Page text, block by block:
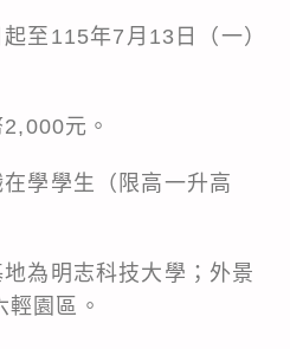
至115年7月13日（一）
元。
學學生（限高一升高
為明志科技大學；外景
園區。